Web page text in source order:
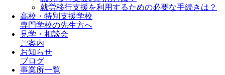
就労移行支援を利用するための必要な手続きは？
高校・特別支援学校
専門学校の先生方へ
見学・相談会
ご案内
お知らせ
ブログ
事業所一覧